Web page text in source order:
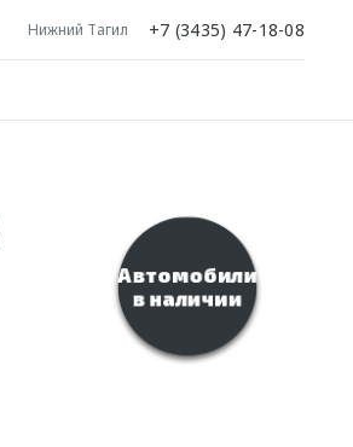
Нижний Тагил +7 (3435) 47-18-08
Автомобили
в наличии